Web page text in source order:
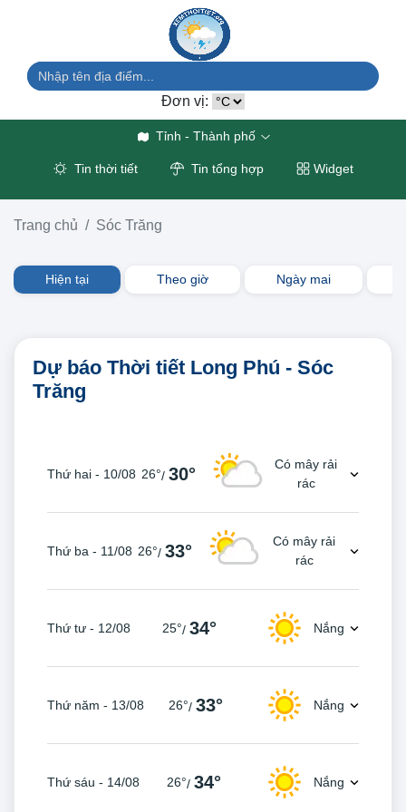
Đơn vị:
Tỉnh - Thành phố
Tin thời tiết Tin tổng hợp Widget
Trang chủ Sóc Trăng
Hiện tại Theo giờ Ngày mai
Dự báo Thời tiết Long Phú - Sóc
Trăng
Thứ hai - 10/08 26°/ 30°
Có mây rải
rác
Thứ ba - 11/08 26°/ 33°
Có mây rải
rác
Thứ tư - 12/08 25°/ 34° Nắng
Thứ năm - 13/08 26°/33° Nắng
Thứ sáu - 14/08 26°/ 34° Nắng